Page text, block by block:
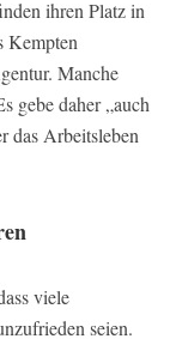
ihren Platz in
Kempten
Manche
gebe daher „auch
das Arbeitsleben
viele
seien.